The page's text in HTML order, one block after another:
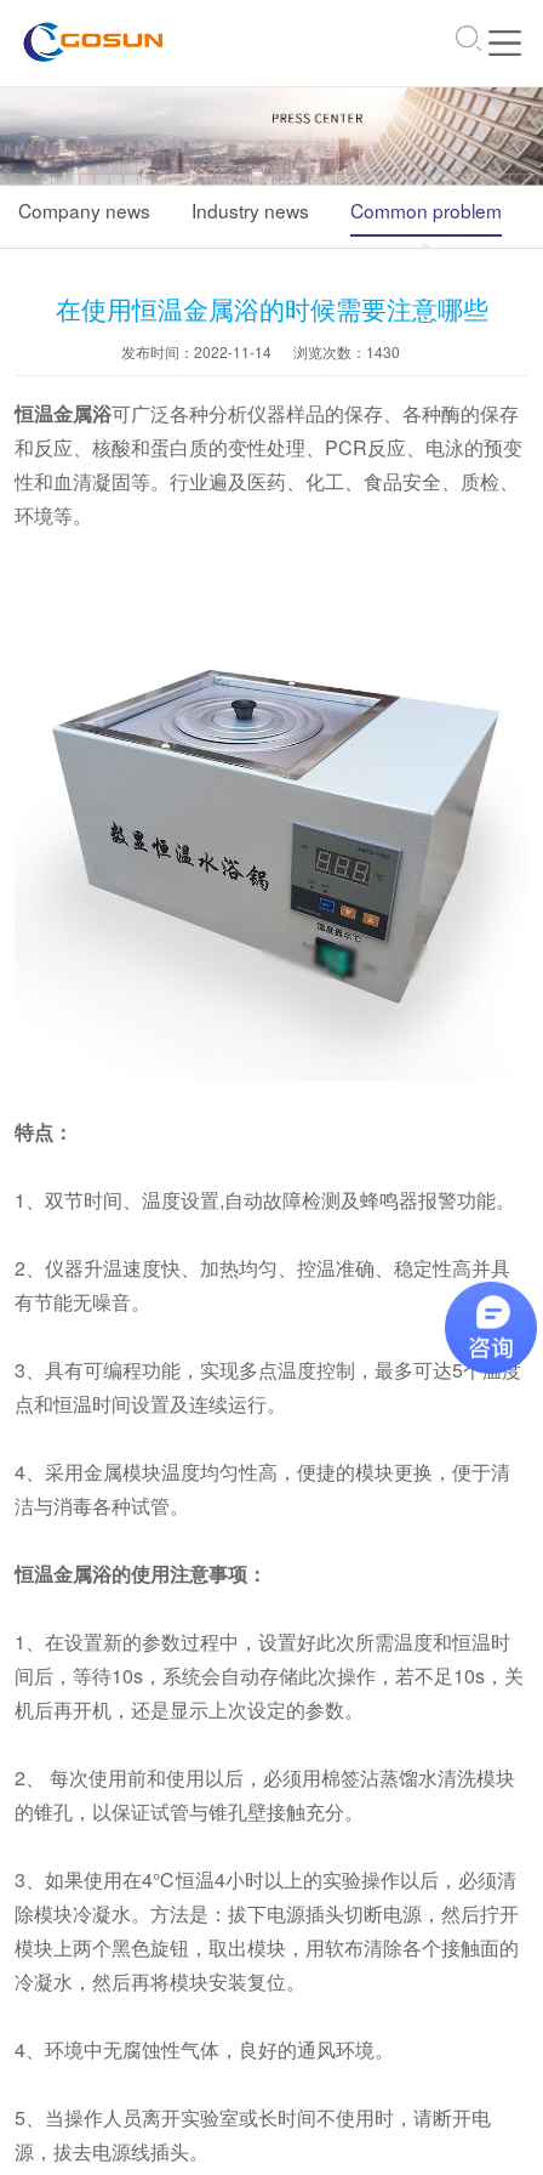
Company news Industry news Common problem
在使用恒温金属浴的时候需要注意哪些
发布时间：2022-11-14 浏览次数： 1430
恒温金属浴可广泛各种分析仪器样品的保存、各种酶的保存
和反应、核酸和蛋白质的变性处理、PCR反应、电泳的预变
性和血清凝固等。行业遍及医药、化工、食品安全、质检、
环境等。
特点：
1、双节时间、温度设置,自动故障检测及蜂鸣器报警功能。
2、仪器升温速度快、加热均匀、控温准确、稳定性高并具
有节能无噪音。
3、具有可编程功能，实现多点温度控制，最多可达5个温度
点和恒温时间设置及连续运行。
4、采用金属模块温度均匀性高，便捷的模块更换，便于清
洁与消毒各种试管。
恒温金属浴的使用注意事项：
1、在设置新的参数过程中，设置好此次所需温度和恒温时
间后，等待10s，系统会自动存储此次操作，若不足10s，关
机后再开机，还是显示上次设定的参数。
2、 每次使用前和使用以后，必须用棉签沾蒸馏水清洗模块
的锥孔，以保证试管与锥孔壁接触充分。
3、如果使用在4℃恒温4小时以上的实验操作以后，必须清
除模块冷凝水。方法是：拔下电源插头切断电源，然后拧开
模块上两个黑色旋钮，取出模块，用软布清除各个接触面的
冷凝水，然后再将模块安装复位。
4、环境中无腐蚀性气体，良好的通风环境。
5、当操作人员离开实验室或长时间不使用时，请断开电
源，拔去电源线插头。